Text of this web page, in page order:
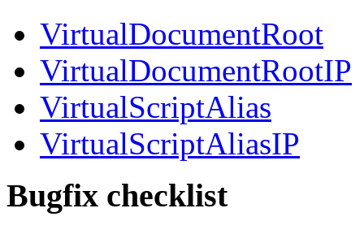
VirtualDocumentRoot
VirtualDocumentRootIP
VirtualScriptAlias
VirtualScriptAliasIP
Bugfix checklist